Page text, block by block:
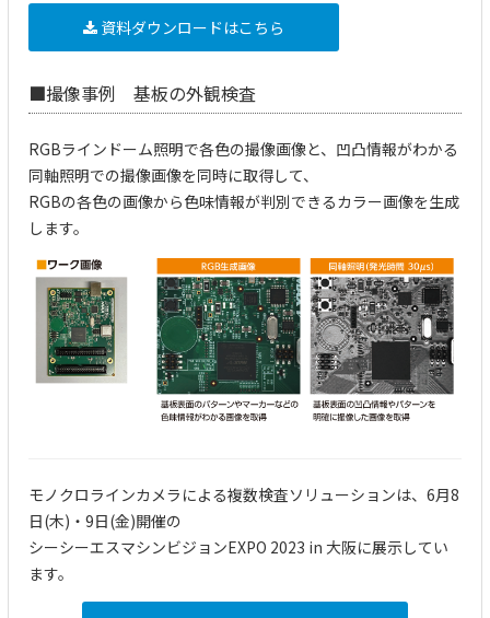
資料ダウンロードはこちら
■撮像事例 基板の外観検査
RGBラインドーム照明で各色の撮像画像と、凹凸情報がわかる
同軸照明での撮像画像を同時に取得して、
RGBの各色の画像から色味情報が判別できるカラー画像を生成
します。
モノクロラインカメラによる複数検査ソリューションは、6月8
日(木)・9日(金)開催の
シーシーエスマシンビジョンEXPO 2023 in 大阪に展示してい
ます。